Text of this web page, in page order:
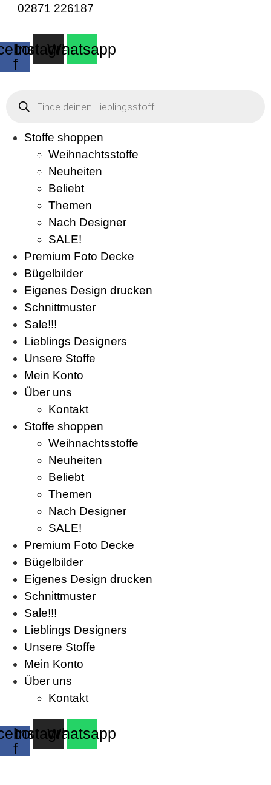
02871 226187
f
InstagramWhatsapp
search
Stoffe shoppen
Weihnachtsstoffe
Neuheiten
Beliebt
Themen
Nach Designer
SALE!
Premium Foto Decke
Bügelbilder
Eigenes Design drucken
Schnittmuster
Sale!!!
Lieblings Designers
Unsere Stoffe
Mein Konto
Über uns
Kontakt
Stoffe shoppen
Weihnachtsstoffe
Neuheiten
Beliebt
Themen
Nach Designer
SALE!
Premium Foto Decke
Bügelbilder
Eigenes Design drucken
Schnittmuster
Sale!!!
Lieblings Designers
Unsere Stoffe
Mein Konto
Über uns
Kontakt
f
InstagramWhatsapp